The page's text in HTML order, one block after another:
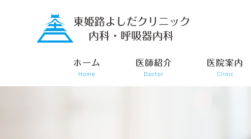
ホーム
Home
医師紹介
Doctor
医院案内
Clinic